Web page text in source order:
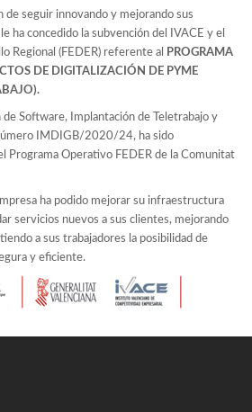
de seguir innovando y mejorando sus
ha concedido la subvención del IVACE y el
Regional (FEDER) referente al
PROGRAMA
DE DIGITALIZACIÓN DE PYME
de Software, Implantación de Teletrabajo y
IMDIGB/2020/24, ha sido
Programa Operativo FEDER de la Comunitat
ha podido mejorar su infraestructura
servicios nuevos a sus clientes, mejorando
a sus trabajadores la posibilidad de
y eficiente.